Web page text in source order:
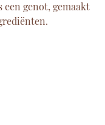
een genot, gemaakt